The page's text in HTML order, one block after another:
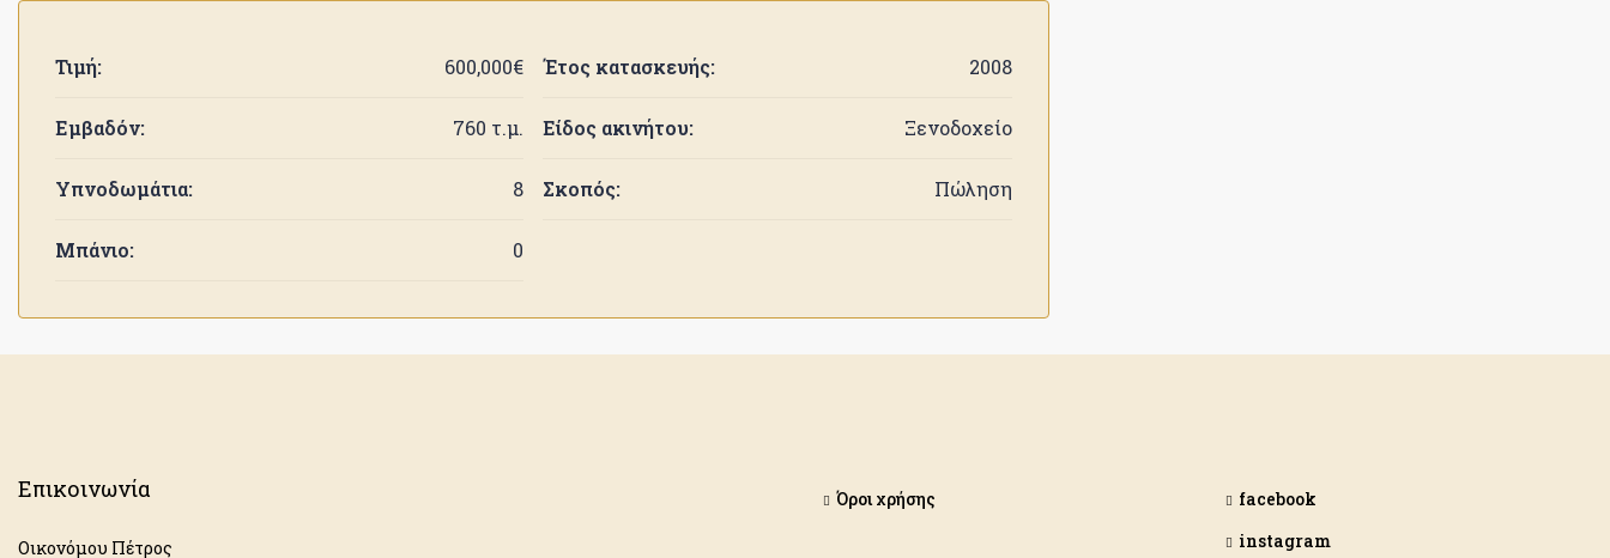
Τιμή: 600,000€
Εμβαδόν: 760 τ.μ.
Υπνοδωμάτια: 8
Μπάνιο: 0
Έτος κατασκευής: 2008
Είδος ακινήτου: Ξενοδοχείο
Σκοπός: Πώληση
Επικοινωνία
Οικονόμου Πέτρος
Όροι χρήσης
facebook
instagram